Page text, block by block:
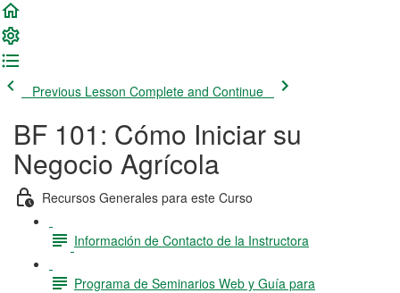
Previous Lesson Complete and Continue
BF 101: Cómo Iniciar su
Negocio Agrícola
Recursos Generales para este Curso
Información de Contacto de la Instructora
Programa de Seminarios Web y Guía para